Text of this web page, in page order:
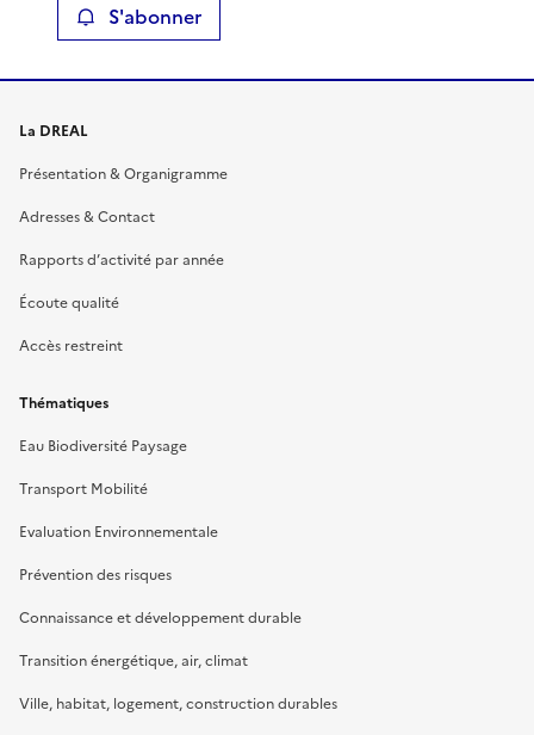
S'abonner
La DREAL
Présentation & Organigramme
Adresses & Contact
Rapports d’activité par année
Écoute qualité
Accès restreint
Thématiques
Eau Biodiversité Paysage
Transport Mobilité
Evaluation Environnementale
Prévention des risques
Connaissance et développement durable
Transition énergétique, air, climat
Ville, habitat, logement, construction durables